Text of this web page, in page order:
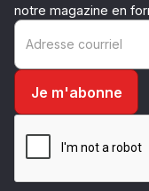
notre magazine en